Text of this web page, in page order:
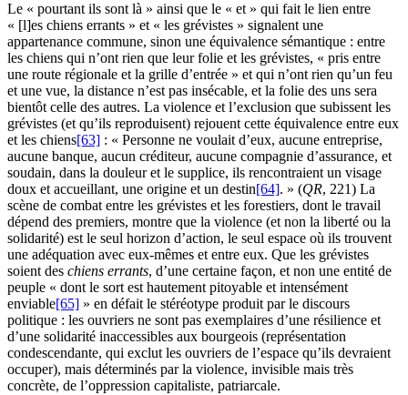
Le « pourtant ils sont là » ainsi que le « et » qui fait le lien entre
« [l]es chiens errants » et « les grévistes » signalent une
appartenance commune, sinon une équivalence sémantique : entre
les chiens qui n’ont rien que leur folie et les grévistes, « pris entre
une route régionale et la grille d’entrée » et qui n’ont rien qu’un feu
et une vue, la distance n’est pas insécable, et la folie des uns sera
bientôt celle des autres. La violence et l’exclusion que subissent les
grévistes (et qu’ils reproduisent) rejouent cette équivalence entre eux
et les chiens[63] : « Personne ne voulait d’eux, aucune entreprise,
aucune banque, aucun créditeur, aucune compagnie d’assurance, et
soudain, dans la douleur et le supplice, ils rencontraient un visage
doux et accueillant, une origine et un destin[64]. » (QR, 221) La
scène de combat entre les grévistes et les forestiers, dont le travail
dépend des premiers, montre que la violence (et non la liberté ou la
solidarité) est le seul horizon d’action, le seul espace où ils trouvent
une adéquation avec eux-mêmes et entre eux. Que les grévistes
soient des chiens errants, d’une certaine façon, et non une entité de
peuple « dont le sort est hautement pitoyable et intensément
enviable[65] » en défait le stéréotype produit par le discours
politique : les ouvriers ne sont pas exemplaires d’une résilience et
d’une solidarité inaccessibles aux bourgeois (représentation
condescendante, qui exclut les ouvriers de l’espace qu’ils devraient
occuper), mais déterminés par la violence, invisible mais très
concrète, de l’oppression capitaliste, patriarcale.